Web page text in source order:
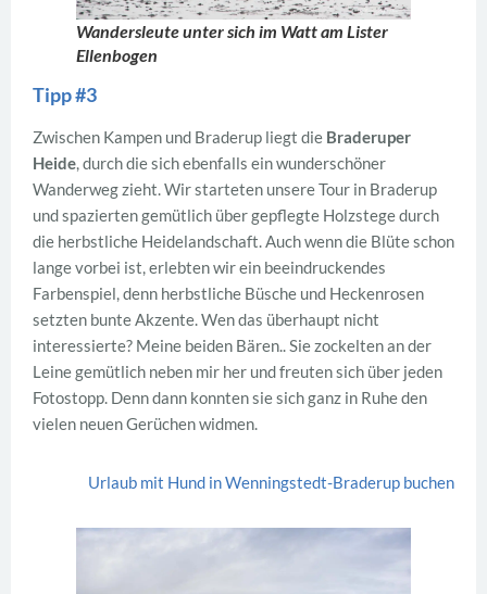
Wandersleute unter sich im Watt am Lister
Ellenbogen
Tipp #3
Zwischen Kampen und Braderup liegt die Braderuper
Heide , durch die sich ebenfalls ein wunderschöner
Wanderweg zieht. Wir starteten unsere Tour in Braderup
und spazierten gemütlich über gepflegte Holzstege durch
die herbstliche Heidelandschaft. Auch wenn die Blüte schon
lange vorbei ist, erlebten wir ein beeindruckendes
Farbenspiel, denn herbstliche Büsche und Heckenrosen
setzten bunte Akzente. Wen das überhaupt nicht
interessierte? Meine beiden Bären.. Sie zockelten an der
Leine gemütlich neben mir her und freuten sich über jeden
Fotostopp. Denn dann konnten sie sich ganz in Ruhe den
vielen neuen Gerüchen widmen.
Urlaub mit Hund in Wenningstedt-Braderup buchen